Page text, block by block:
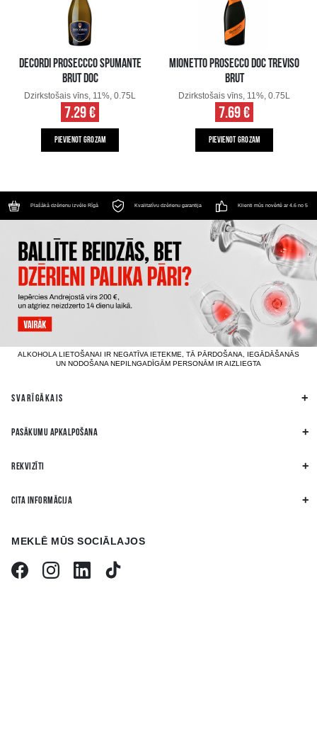
DECORDI PROSECCCO SPUMANTE
BRUT DOC
Dzirkstošais vīns, 11%, 0.75L
7.29 €
PIEVIENOT GROZAM
MIONETTO PROSECCO DOC TREVISO
BRUT
Dzirkstošais vīns, 11%, 0.75L
7.69 €
PIEVIENOT GROZAM
Plašākā dzērienu izvēle Rīgā Kvalitatīvu dzērienu garantija Klienti mūs novērtē ar 4.6 no 5
ALKOHOLA LIETOŠANAI IR NEGATĪVA IETEKME, TĀ PĀRDOŠANA, IEGĀDĀŠANĀS
UN NODOŠANA NEPILNGADĪGĀM PERSONĀM IR AIZLIEGTA
SVARĪGĀKAIS
PASĀKUMU APKALPOŠANA
REKVIZĪTI
CITA INFORMĀCIJA
MEKLĒ MŪS SOCIĀLAJOS